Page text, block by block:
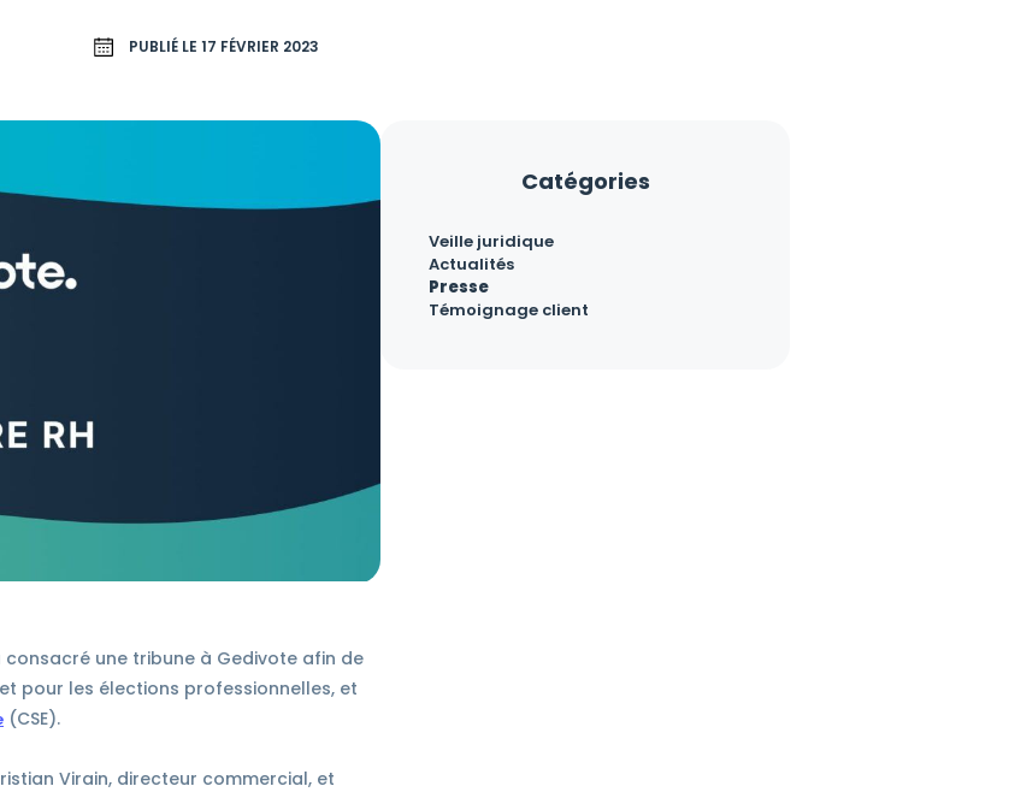
PUBLIÉ LE 17 FÉVRIER 2023
consacré une tribune à Gedivote afin de
pour les élections professionnelles, et
(CSE).
Virain, directeur commercial, et
Catégories
Veille juridique
Actualités
Presse
Témoignage client